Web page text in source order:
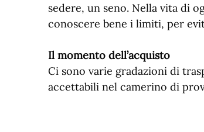
sedere, un seno. Nella vita di
conoscere bene i limiti, per
Il momento dell’acquisto
Ci sono varie gradazioni di
accettabili nel camerino di